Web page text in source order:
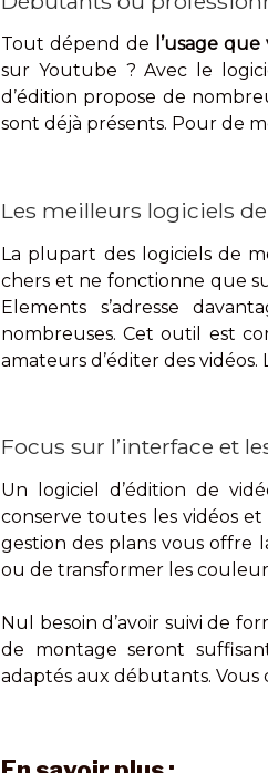
Tout dépend de l’usage
sur Youtube ? Avec le
d’édition propose de
sont déjà présents. Pour de
Les meilleurs logiciels
La plupart des logiciels de
chers et ne fonctionne que
Elements s’adresse
nombreuses. Cet outil est
amateurs d’éditer des vidéos.
Focus sur l’interface et
Un logiciel d’édition de
conserve toutes les vidéos
gestion des plans vous offre
ou de transformer les
Nul besoin d’avoir suivi de
de montage seront
adaptés aux débutants. Vous